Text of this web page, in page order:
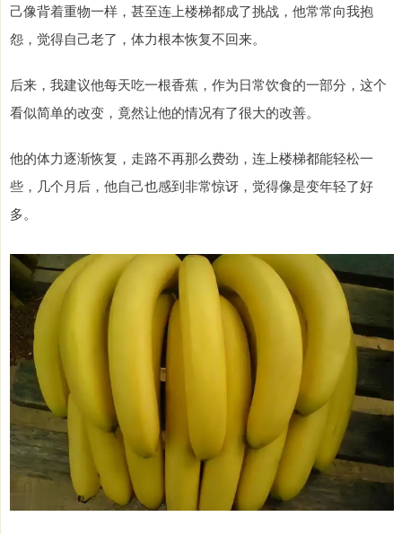
己像背着重物一样，甚至连上楼梯都成了挑战，他常常向我抱
怨，觉得自己老了，体力根本恢复不回来。
后来，我建议他每天吃一根香蕉，作为日常饮食的一部分，这个
看似简单的改变，竟然让他的情况有了很大的改善。
他的体力逐渐恢复，走路不再那么费劲，连上楼梯都能轻松一
些，几个月后，他自己也感到非常惊讶，觉得像是变年轻了好
多。